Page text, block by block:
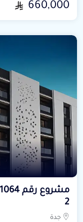
660,000
2
جدة